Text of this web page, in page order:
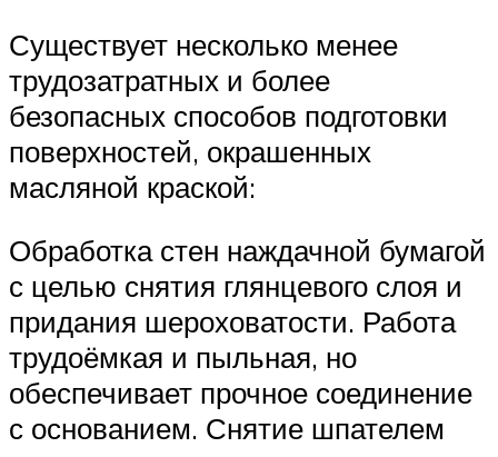
Существует несколько менее
трудозатратных и более
безопасных способов подготовки
поверхностей, окрашенных
масляной краской:
Обработка стен наждачной бумагой
с целью снятия глянцевого слоя и
придания шероховатости. Работа
трудоёмкая и пыльная, но
обеспечивает прочное соединение
с основанием. Снятие шпателем